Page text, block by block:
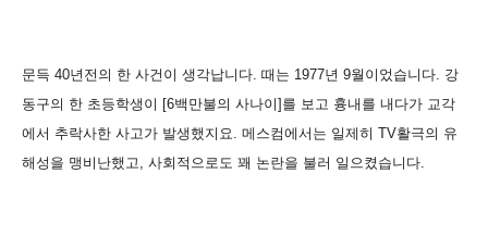
문득 40년전의 한 사건이 생각납니다. 때는 1977년 9월이었습니다. 강
동구의 한 초등학생이 [6백만불의 사나이]를 보고 흉내를 내다가 교각
에서 추락사한 사고가 발생했지요. 메스컴에서는 일제히 TV활극의 유
해성을 맹비난했고, 사회적으로도 꽤 논란을 불러 일으켰습니다.